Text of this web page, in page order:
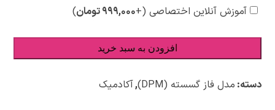
آموزش آنلاین اختصاصی (+۹۹۹,۰۰۰تومان)
افزودن به سبد خرید
دسته: مدل فاز گسسته (DPM) ,آکادمیک